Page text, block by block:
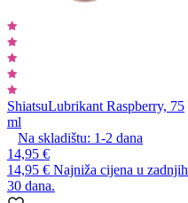
ShiatsuLubrikant Raspberry, 75
ml
Na skladištu: 1-2 dana
14,95 €
14,95 € Najniža cijena u zadnjih
30 dana.